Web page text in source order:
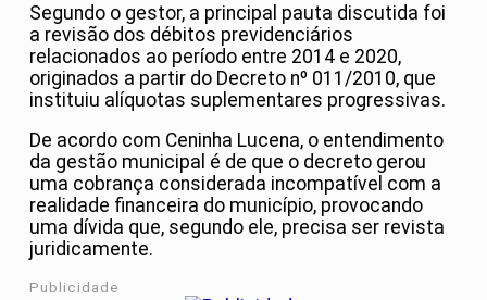
Segundo o gestor, a principal pauta discutida foi
a revisão dos débitos previdenciários
relacionados ao período entre 2014 e 2020,
originados a partir do Decreto nº 011/2010, que
instituiu alíquotas suplementares progressivas.
De acordo com Ceninha Lucena, o entendimento
da gestão municipal é de que o decreto gerou
uma cobrança considerada incompatível com a
realidade financeira do município, provocando
uma dívida que, segundo ele, precisa ser revista
juridicamente.
Publicidade